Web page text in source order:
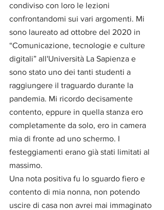
condiviso con loro le lezioni
confrontandomi sui vari argomenti. Mi
sono laureato ad ottobre del 2020 in
“Comunicazione, tecnologie e culture
digitali” all'Università La Sapienza e
sono stato uno dei tanti studenti a
raggiungere il traguardo durante la
pandemia. Mi ricordo decisamente
contento, eppure in quella stanza ero
completamente da solo, ero in camera
mia di fronte ad uno schermo. I
festeggiamenti erano già stati limitati al
massimo.
Una nota positiva fu lo sguardo fiero e
contento di mia nonna, non potendo
uscire di casa non avrei mai immaginato